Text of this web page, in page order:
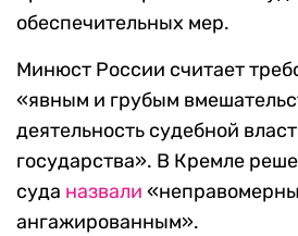
обеспечительных мер.
Минюст России считает
«явным и грубым
деятельность судебной
государства». В Кремле
суда назвали
ангажированным».